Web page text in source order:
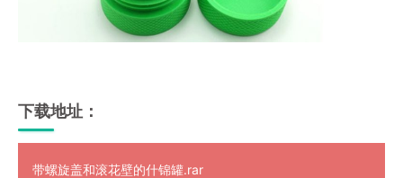
下载地址：
带螺旋盖和滚花壁的什锦罐.rar